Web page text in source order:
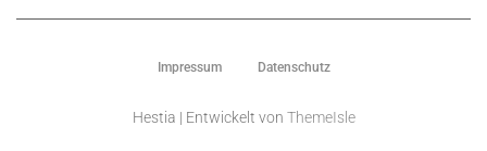
Impressum Datenschutz
Hestia | Entwickelt von ThemeIsle